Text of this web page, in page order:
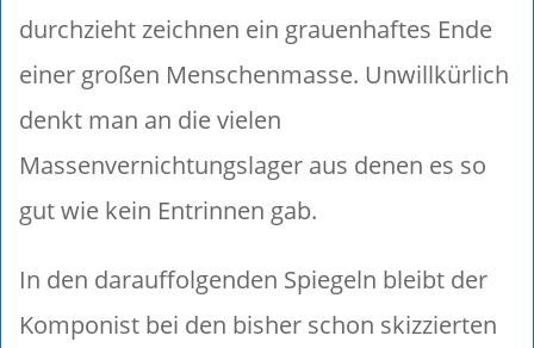
durchzieht zeichnen ein grauenhaftes Ende
einer großen Menschenmasse. Unwillkürlich
denkt man an die vielen
Massenvernichtungslager aus denen es so
gut wie kein Entrinnen gab.
In den darauffolgenden Spiegeln bleibt der
Komponist bei den bisher schon skizzierten